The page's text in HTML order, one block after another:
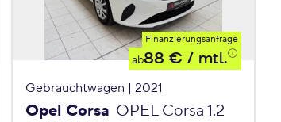
Finanzierungsanfrage
ab88 € / mtl.
Gebrauchtwagen | 2021
Opel Corsa OPEL Corsa 1.2